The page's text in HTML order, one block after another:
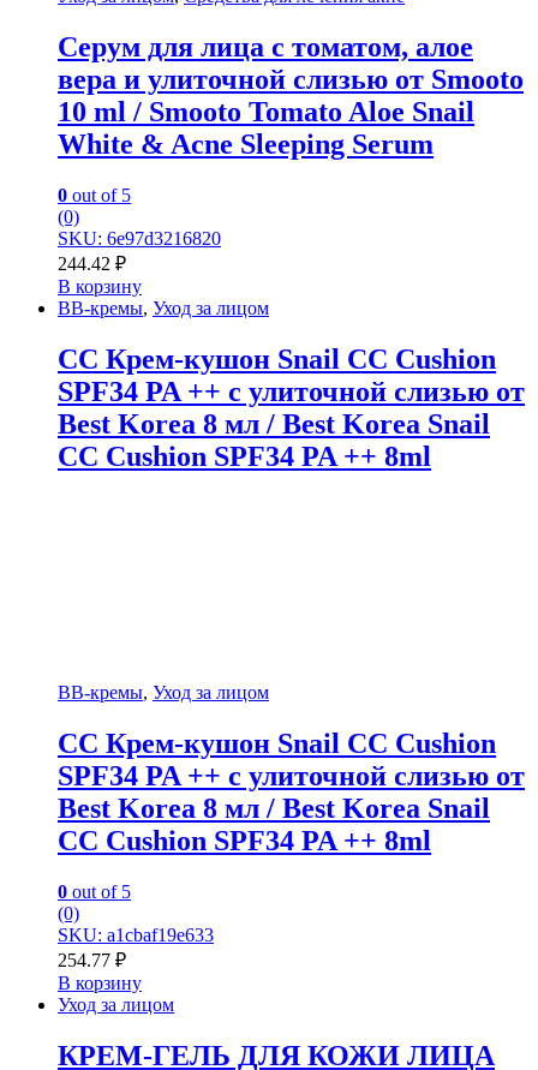
Серум для лица с томатом, алое
вера и улиточной слизью от Smooto
10 ml / Smooto Tomato Aloe Snail
White & Acne Sleeping Serum
0 out of 5
(0)
SKU: 6e97d3216820
244.42 ₽
В корзину
BB-кремы, Уход за лицом
CC Крем-кушон Snail CC Cushion
SPF34 PA ++ с улиточной слизью от
Best Korea 8 мл / Best Korea Snail
CC Cushion SPF34 PA ++ 8ml
BB-кремы, Уход за лицом
CC Крем-кушон Snail CC Cushion
SPF34 PA ++ с улиточной слизью от
Best Korea 8 мл / Best Korea Snail
CC Cushion SPF34 PA ++ 8ml
0 out of 5
(0)
SKU: a1cbaf19e633
254.77 ₽
В корзину
Уход за лицом
КРЕМ-ГЕЛЬ ДЛЯ КОЖИ ЛИЦА